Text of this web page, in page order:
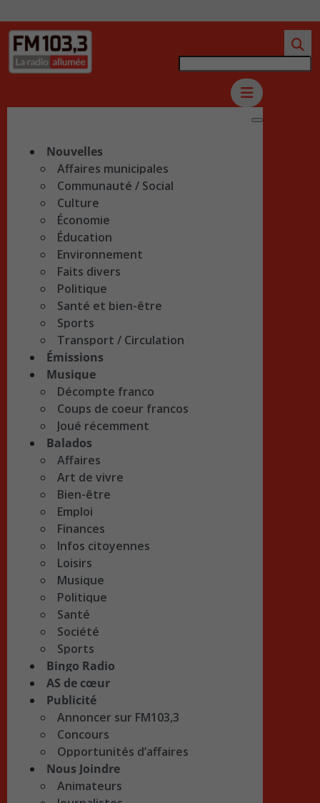
Nouvelles
Affaires municipales
Communauté / Social
Culture
Économie
Éducation
Environnement
Faits divers
Politique
Santé et bien-être
Sports
Transport / Circulation
Émissions
Musique
Décompte franco
Coups de coeur francos
Joué récemment
Balados
Affaires
Art de vivre
Bien-être
Emploi
Finances
Infos citoyennes
Loisirs
Musique
Politique
Santé
Société
Sports
Bingo Radio
AS de cœur
Publicité
Annoncer sur FM103,3
Concours
Opportunités d’affaires
Nous Joindre
Animateurs